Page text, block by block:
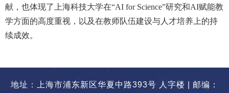
献，也体现了上海科技大学在“AI for Science”研究和AI赋能教
学方面的高度重视，以及在教师队伍建设与人才培养上的持
续成效。
地址：上海市浦东新区华夏中路393号 人字楼 | 邮编：